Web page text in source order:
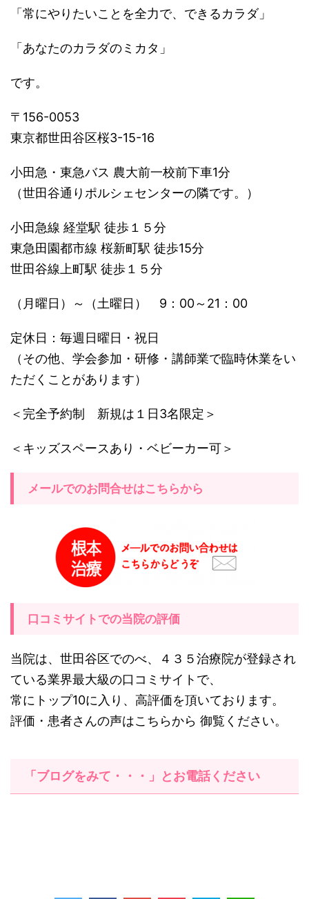
「常にやりたいことを全力で、できるカラダ」
「あなたのカラダのミカタ」
です。
〒156-0053
東京都世田谷区桜3-15-16
小田急・東急バス 農大前一校前下車1分
（世田谷通りポルシェセンターの隣です。）
小田急線 経堂駅 徒歩１５分
東急田園都市線 桜新町駅 徒歩15分
世田谷線上町駅 徒歩１５分
（月曜日）～（土曜日） 9：00～21：00
定休日：毎週日曜日・祝日
（その他、学会参加・研修・講師業で臨時休業をい
ただくことがあります）
＜完全予約制 新規は１日3名限定＞
＜キッズスペースあり・ベビーカー可＞
メールでのお問合せはこちらから
口コミサイトでの当院の評価
当院は、世田谷区でのべ、４３５治療院が登録され
ている業界最大級の口コミサイトで、
常にトップ10に入り、高評価を頂いております。
評価・患者さんの声はこちらから 御覧ください。
「ブログをみて・・・」とお電話ください